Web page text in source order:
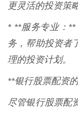
更灵活的投资策
* **服务专业：
务，帮助投资者
理的投资计划。
**银行股票配资
尽管银行股票配